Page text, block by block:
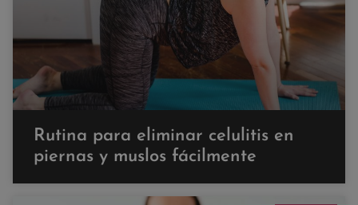
Rutina para eliminar celulitis en
piernas y muslos fácilmente